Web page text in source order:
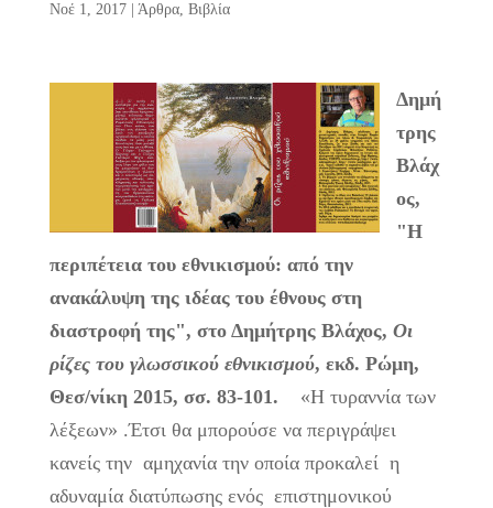
Νοέ 1, 2017| Άρθρα, Βιβλία
Δημή
τρης
Βλάχ
ος,
"Η
περιπέτεια του εθνικισμού: από την
ανακάλυψη της ιδέας του έθνους στη
διαστροφή της", στο Δημήτρης Βλάχος, Οι
ρίζες του γλωσσικού εθνικισμού, εκδ. Ρώμη,
Θεσ/νίκη 2015, σσ. 83-101.
«Η τυραννία των
λέξεων» .Έτσι θα μπορούσε να περιγράψει
κανείς την αμηχανία την οποία προκαλεί η
αδυναμία διατύπωσης ενός επιστημονικού